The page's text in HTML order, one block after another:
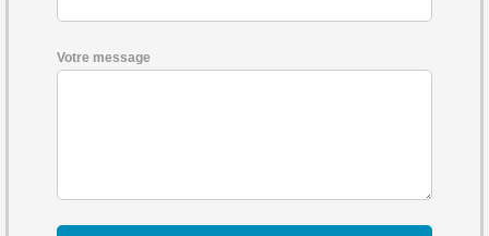
Votre message